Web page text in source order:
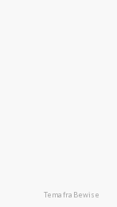
Tema fra Bewise